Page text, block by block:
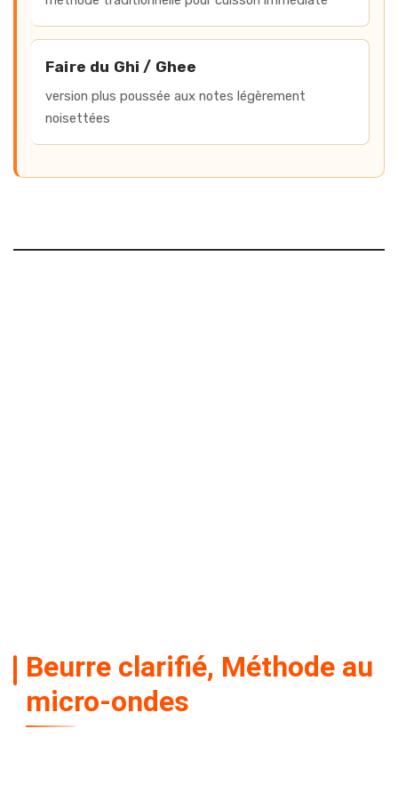
Faire du Ghi / Ghee
version plus poussée aux notes légèrement
noisettées
Beurre clarifié, Méthode au
micro-ondes